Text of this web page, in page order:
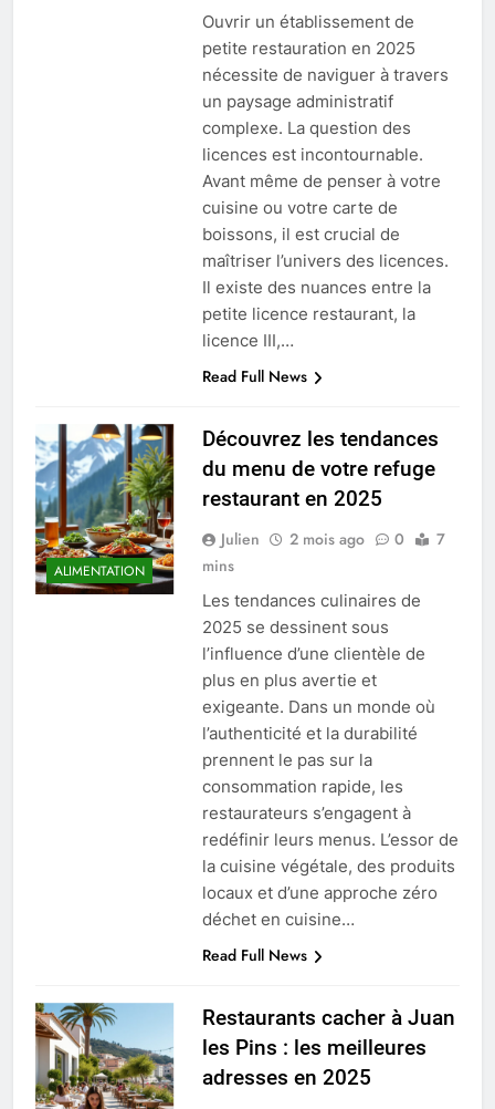
Ouvrir un établissement de
petite restauration en 2025
nécessite de naviguer à travers
un paysage administratif
complexe. La question des
licences est incontournable.
Avant même de penser à votre
cuisine ou votre carte de
boissons, il est crucial de
maîtriser l’univers des licences.
Il existe des nuances entre la
petite licence restaurant, la
licence III,…
Read Full News
ALIMENTATION
Découvrez les tendances
du menu de votre refuge
restaurant en 2025
Julien 2 mois ago 0
7
mins
Les tendances culinaires de
2025 se dessinent sous
l’influence d’une clientèle de
plus en plus avertie et
exigeante. Dans un monde où
l’authenticité et la durabilité
prennent le pas sur la
consommation rapide, les
restaurateurs s’engagent à
redéfinir leurs menus. L’essor de
la cuisine végétale, des produits
locaux et d’une approche zéro
déchet en cuisine…
Read Full News
Restaurants cacher à Juan
les Pins : les meilleures
adresses en 2025